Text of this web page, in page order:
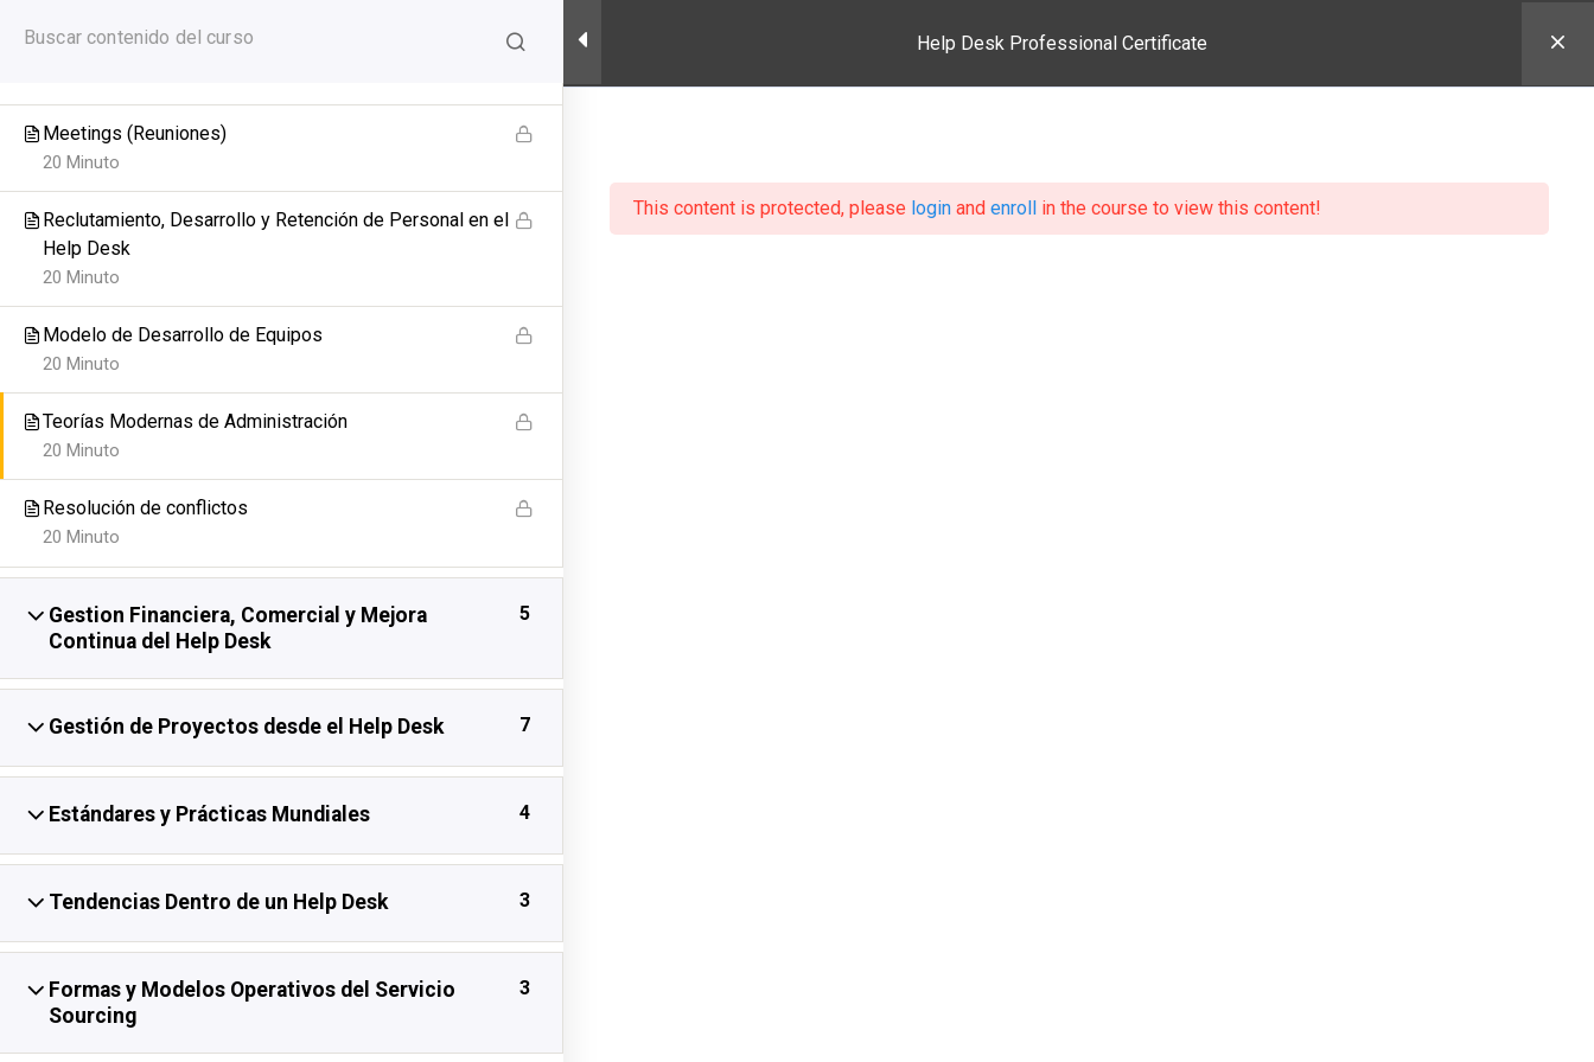
Help Desk Professional Certificate
Inicio Cursos Disponibles Marcos de TI
Help Desk Professional Certificate
Coaching y Mentoring Dentro del Help Desk
Meetings (Reuniones)
20 Minuto
Reclutamiento, Desarrollo y Retención de Personal en el
Help Desk
20 Minuto
Modelo de Desarrollo de Equipos
20 Minuto
Teorías Modernas de Administración
20 Minuto
Resolución de conflictos
20 Minuto
Gestion Financiera, Comercial y Mejora
Continua del Help Desk
5
Gestión de Proyectos desde el Help Desk 7
Estándares y Prácticas Mundiales 4
Tendencias Dentro de un Help Desk 3
Formas y Modelos Operativos del Servicio
Sourcing
3
This content is protected, please loginand enrollin the course to view this content!